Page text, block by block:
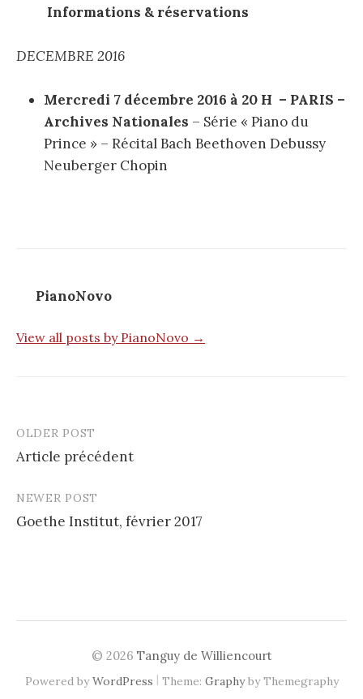
Informations & réservations
DECEMBRE 2016
Mercredi 7 décembre 2016 à 20 H – PARIS –
Archives Nationales – Série « Piano du
Prince » – Récital Bach Beethoven Debussy
Neuberger Chopin
PianoNovo
View all posts by PianoNovo →
Post
navigation
OLDER POST
Article précédent
NEWER POST
Goethe Institut, février 2017
© 2026 Tanguy de Williencourt
Powered byWordPress | Theme: Graphyby Themegraphy